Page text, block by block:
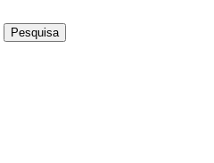
Pesquisa